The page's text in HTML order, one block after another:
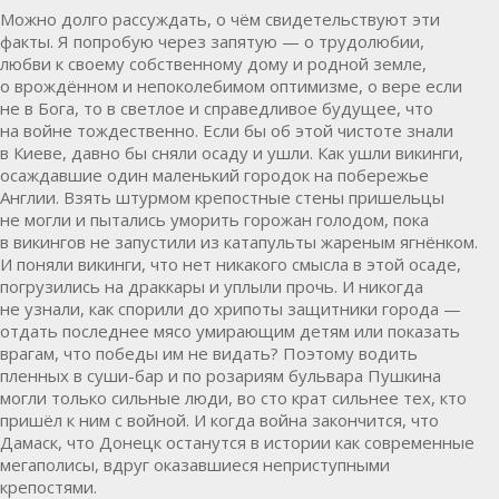
Можно долго рассуждать, о чём свидетельствуют эти
факты. Я попробую через запятую — о трудолюбии,
любви к своему собственному дому и родной земле,
о врождённом и непоколебимом оптимизме, о вере если
не в Бога, то в светлое и справедливое будущее, что
на войне тождественно. Если бы об этой чистоте знали
в Киеве, давно бы сняли осаду и ушли. Как ушли викинги,
осаждавшие один маленький городок на побережье
Англии. Взять штурмом крепостные стены пришельцы
не могли и пытались уморить горожан голодом, пока
в викингов не запустили из катапульты жареным ягнёнком.
И поняли викинги, что нет никакого смысла в этой осаде,
погрузились на драккары и уплыли прочь. И никогда
не узнали, как спорили до хрипоты защитники города —
отдать последнее мясо умирающим детям или показать
врагам, что победы им не видать? Поэтому водить
пленных в суши-бар и по розариям бульвара Пушкина
могли только сильные люди, во сто крат сильнее тех, кто
пришёл к ним с войной. И когда война закончится, что
Дамаск, что Донецк останутся в истории как современные
мегаполисы, вдруг оказавшиеся неприступными
крепостями.